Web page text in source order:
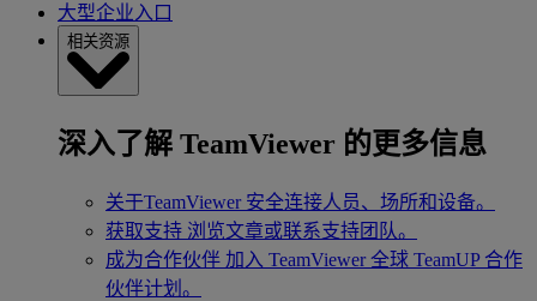
大型企业入口
相关资源
深入了解 TeamViewer 的更多信息
关于TeamViewer 安全连接人员、场所和设备。
获取支持 浏览文章或联系支持团队。
成为合作伙伴 加入 TeamViewer 全球 TeamUP 合作
伙伴计划。